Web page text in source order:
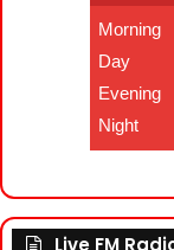
Morning
Day
Evening
Night
Live FM